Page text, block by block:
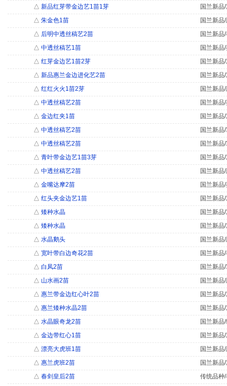
△ 新品红芽带金边艺1苗1芽
国兰新品
△ 朱金色1苗
国兰新品
△ 后明中透丝稿艺2苗
国兰新品
△ 中透丝稿艺1苗
国兰新品
△ 红芽金边艺1苗2芽
国兰新品
△ 新品惠兰金边进化艺2苗
国兰新品
△ 红红火火1苗2芽
国兰新品
△ 中透丝稿艺2苗
国兰新品
△ 金边红夹1苗
国兰新品
△ 中透丝稿艺2苗
国兰新品
△ 中透丝稿艺2苗
国兰新品
△ 青叶带金边艺1苗3芽
国兰新品
△ 中透丝稿艺2苗
国兰新品
△ 金嘴达摩2苗
国兰新品
△ 红头夹金边艺1苗
国兰新品
△ 矮种水晶
国兰新品
△ 矮种水晶
国兰新品
△ 水晶鹅头
国兰新品
△ 宽叶带白边奇花2苗
国兰新品
△ 白凤2苗
国兰新品
△ 山水画2苗
国兰新品
△ 惠兰带金边红心叶2苗
国兰新品
△ 惠兰矮种水晶2苗
国兰新品
△ 水晶眼奇龙2苗
国兰新品
△ 金边带红心1苗
国兰新品
△ 漂亮大虎班1苗
国兰新品
△ 惠兰虎班2苗
国兰新品
△ 春剑皇后2苗
传统品种